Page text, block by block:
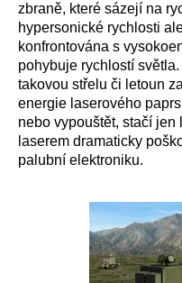
zbraně, které sázejí na
hypersonické rychlosti
konfrontována s
pohybuje rychlostí
takovou střelu či letoun
energie laserového
nebo vypouštět, stačí
laserem dramaticky
palubní elektroniku.